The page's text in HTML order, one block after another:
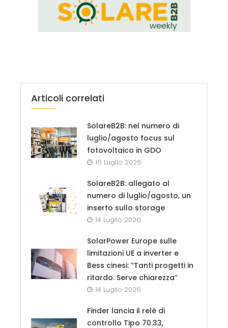
Articoli correlati
SolareB2B: nel numero di
luglio/agosto focus sul
fotovoltaico in GDO
16 Luglio 2026
SolareB2B: allegato al
numero di luglio/agosto, un
inserto sullo storage
14 Luglio 2026
SolarPower Europe sulle
limitazioni UE a inverter e
Bess cinesi: “Tanti progetti in
ritardo. Serve chiarezza”
14 Luglio 2026
Finder lancia il relè di
controllo Tipo 70.33,